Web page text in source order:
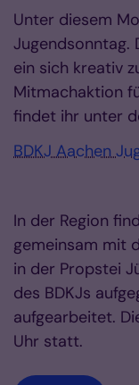
Unter diesem
Jugendsonntag.
ein sich kreativ
Mitmachaktion
findet ihr unter
BDKJ Aachen
In der Region
gemeinsam mit
in der Propstei
des BDKJs
aufgearbeitet.
Uhr statt.